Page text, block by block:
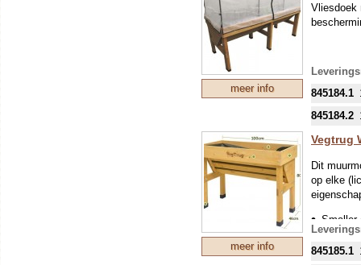
meer info
Vliesdoek
845184.1
845184.2
meer info
Vegtrug
Dit
op elke
Smaller
845185.1